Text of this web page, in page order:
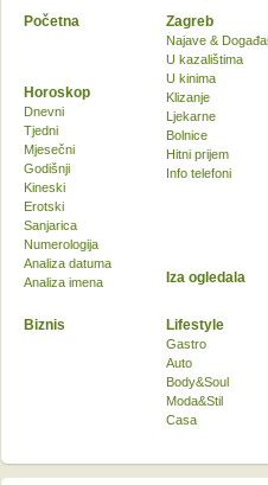
Početna Zagreb
Najave &
U kazalištima
U kinima
Klizanje
Ljekarne
Bolnice
Hitni prijem
Info telefoni
Biznis Lifestyle
Gastro
Auto
Body&Soul
Moda&Stil
Casa
Horoskop
Dnevni
Tjedni
Mjesečni
Godišnji
Kineski
Erotski
Sanjarica
Numerologija
Analiza datuma
Analiza imena
Iza ogledala